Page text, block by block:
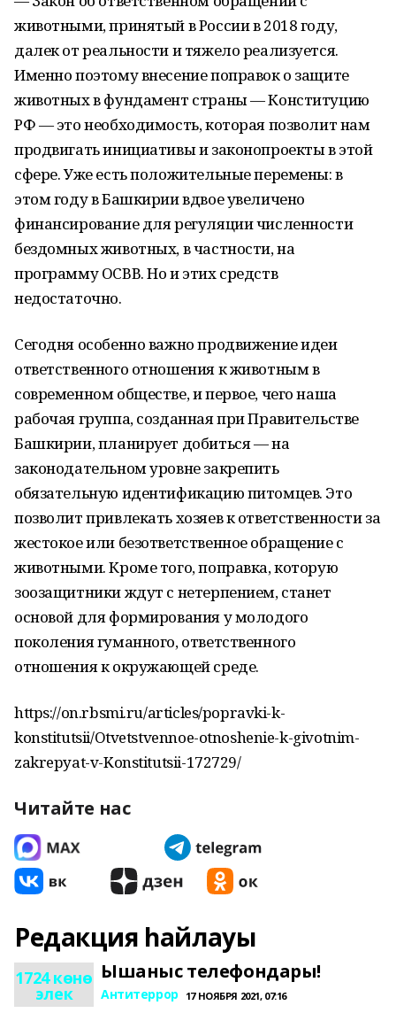
животными, принятый в России в 2018 году,
далек от реальности и тяжело реализуется.
Именно поэтому внесение поправок о защите
животных в фундамент страны — Конституцию
РФ — это необходимость, которая позволит нам
продвигать инициативы и законопроекты в этой
сфере. Уже есть положительные перемены: в
этом году в Башкирии вдвое увеличено
финансирование для регуляции численности
бездомных животных, в частности, на
программу ОСВВ. Но и этих средств
недостаточно.
Сегодня особенно важно продвижение идеи
ответственного отношения к животным в
современном обществе, и первое, чего наша
рабочая группа, созданная при Правительстве
Башкирии, планирует добиться — на
законодательном уровне закрепить
обязательную идентификацию питомцев. Это
позволит привлекать хозяев к ответственности за
жестокое или безответственное обращение с
животными. Кроме того, поправка, которую
зоозащитники ждут с нетерпением, станет
основой для формирования у молодого
поколения гуманного, ответственного
отношения к окружающей среде.
https://on.rbsmi.ru/articles/popravki-k-
konstitutsii/Otvetstvennoe-otnoshenie-k-givotnim-
zakrepyat-v-Konstitutsii-172729/
Читайте нас
Редакция һайлауы
1724 көнө
элек
Ышаныс телефондары!
Антитеррор 17 НОЯБРЯ 2021, 07:16